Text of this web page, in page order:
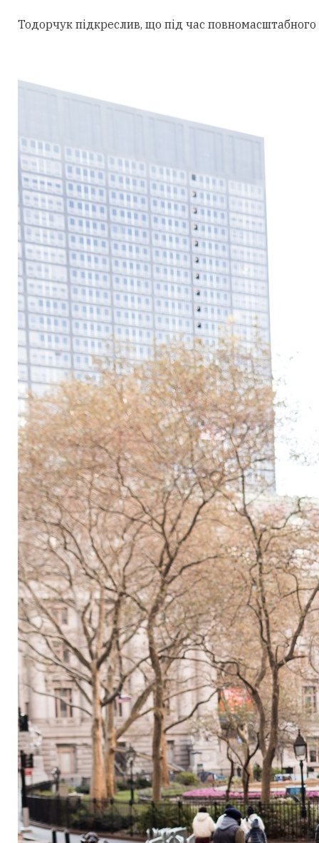
Тодорчук підкреслив, що під час